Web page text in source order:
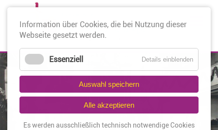
Information über Cookies, die bei Nutzung dieser
Webseite gesetzt werden.
Essenziell Details einblenden
Auswahl speichern
Alle akzeptieren
Es werden ausschließlich technisch notwendige Cookies